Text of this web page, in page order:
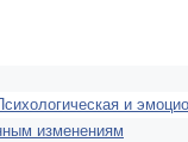
и
изменениям